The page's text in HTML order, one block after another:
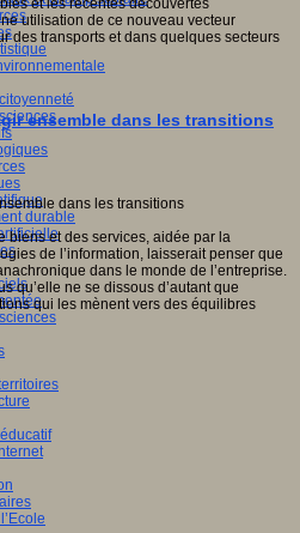
durable
et les récentes découvertes
utilisation de ce nouveau vecteur
des transports et dans quelques secteurs
ensemble dans les transitions
biens et des services, aidée par la
de l’information, laisserait penser que
dans le monde de l’entreprise.
qu’elle ne se dissous d’autant que
qui les mènent vers des équilibres